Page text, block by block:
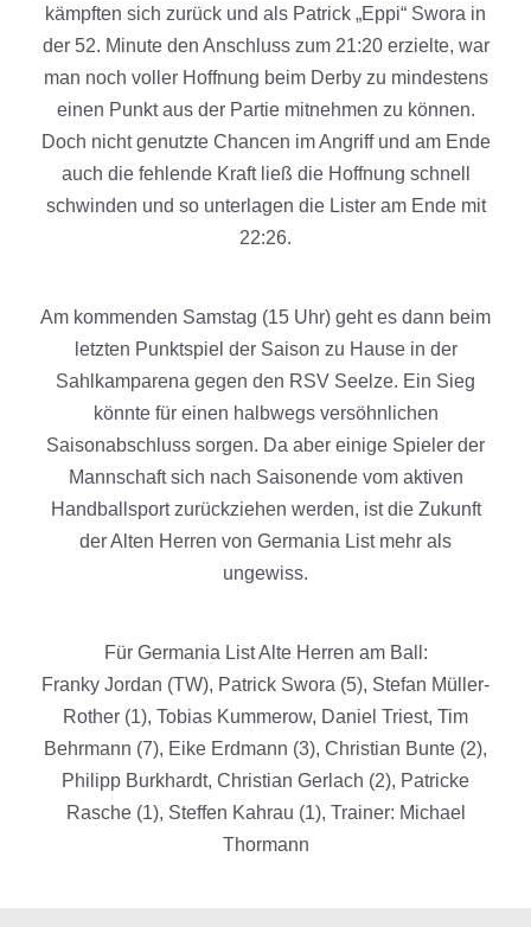
kämpften sich zurück und als Patrick „Eppi“ Swora in
der 52. Minute den Anschluss zum 21:20 erzielte, war
man noch voller Hoffnung beim Derby zu mindestens
einen Punkt aus der Partie mitnehmen zu können.
Doch nicht genutzte Chancen im Angriff und am Ende
auch die fehlende Kraft ließ die Hoffnung schnell
schwinden und so unterlagen die Lister am Ende mit
22:26.
Am kommenden Samstag (15 Uhr) geht es dann beim
letzten Punktspiel der Saison zu Hause in der
Sahlkamparena gegen den RSV Seelze. Ein Sieg
könnte für einen halbwegs versöhnlichen
Saisonabschluss sorgen. Da aber einige Spieler der
Mannschaft sich nach Saisonende vom aktiven
Handballsport zurückziehen werden, ist die Zukunft
der Alten Herren von Germania List mehr als
ungewiss.
Für Germania List Alte Herren am Ball:
Franky Jordan (TW), Patrick Swora (5), Stefan Müller-
Rother (1), Tobias Kummerow, Daniel Triest, Tim
Behrmann (7), Eike Erdmann (3), Christian Bunte (2),
Philipp Burkhardt, Christian Gerlach (2), Patricke
Rasche (1), Steffen Kahrau (1), Trainer: Michael
Thormann